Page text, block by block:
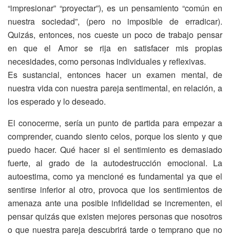
“impresionar” “proyectar”), es un pensamiento “común en
nuestra sociedad”, (pero no imposible de erradicar).
Quizás, entonces, nos cueste un poco de trabajo pensar
en que el Amor se rija en satisfacer mis propias
necesidades, como personas individuales y reflexivas.
Es sustancial, entonces hacer un examen mental, de
nuestra vida con nuestra pareja sentimental, en relación, a
los esperado y lo deseado.
El conocerme, sería un punto de partida para empezar a
comprender, cuando siento celos, porque los siento y que
puedo hacer. Qué hacer si el sentimiento es demasiado
fuerte, al grado de la autodestrucción emocional. La
autoestima, como ya mencioné es fundamental ya que el
sentirse inferior al otro, provoca que los sentimientos de
amenaza ante una posible infidelidad se incrementen, el
pensar quizás que existen mejores personas que nosotros
o que nuestra pareja descubrirá tarde o temprano que no